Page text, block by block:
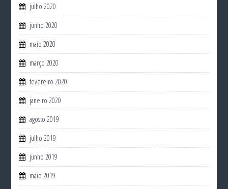
julho 2020
junho 2020
maio 2020
março 2020
fevereiro 2020
janeiro 2020
agosto 2019
julho 2019
junho 2019
maio 2019